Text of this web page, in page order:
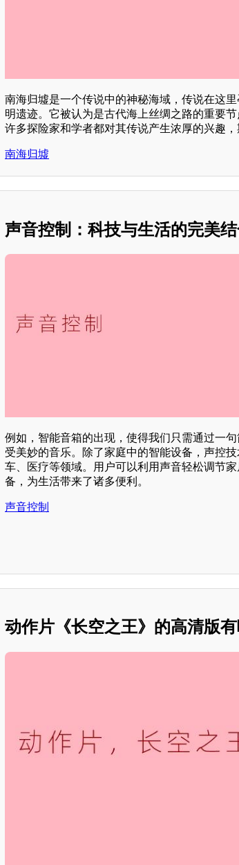
南海归墟是一个传说中的神秘海域，传说在这
明遗迹。它被认为是古代海上丝绸之路的重要
许多探险家和学者都对其传说产生浓厚的兴趣，
南海归墟
声音控制：科技与生活的完美
例如，智能音箱的出现，使得我们只需通过一
受美妙的音乐。除了家庭中的智能设备，声控
车、医疗等领域。用户可以利用声音轻松调节
备，为生活带来了诸多便利。
声音控制
动作片《长空之王》的高清版